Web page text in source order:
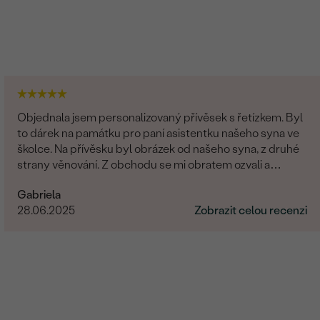
Objednala jsem personalizovaný přívěsek s řetízkem. Byl
to dárek na památku pro paní asistentku našeho syna ve
školce. Na přívěsku byl obrázek od našeho syna, z druhé
strany věnování. Z obchodu se mi obratem ozvali a
nádherný, udělal velikou radost, je originální a opravdová
památka. Jednání s paní po e-mailu bylo rychlé a
Gabriela
28.06.2025
Zobrazit celou recenzi